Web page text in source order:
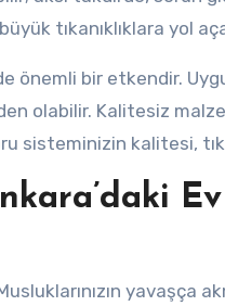
tıkanıklıklara yol
önemli bir etkendir.
olabilir. Kalitesiz
sisteminizin kalitesi,
yavaşça